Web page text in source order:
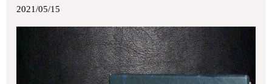
2021/05/15